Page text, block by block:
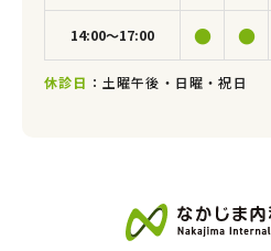
14:00〜17:00 ● ●
休診日 ：土曜午後・日曜・祝日